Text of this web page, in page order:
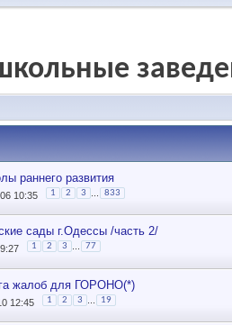
раннего развития
10:35 1 2 3 833
сады г.Одессы /часть 2/
1 2 3 77
жалоб для ГОРОНО(*)
12:45 1 2 3 19